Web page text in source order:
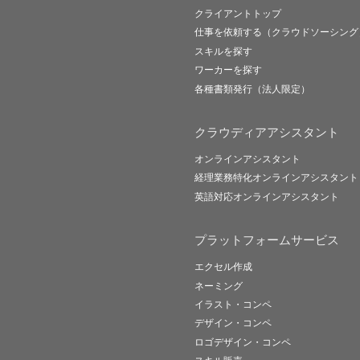
クライアントトップ
仕事を依頼する（クラウドソーシング
スキルを探す
ワーカーを探す
各種書類発行（法人限定）
クラウディアアシスタント
オンラインアシスタント
経理業務特化オンラインアシスタント
英語対応オンラインアシスタント
プラットフォームサービス
エクセル作成
ネーミング
イラスト・コンペ
デザイン・コンペ
ロゴデザイン・コンペ